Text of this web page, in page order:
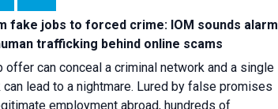
fake jobs to forced crime: IOM sounds alarm
trafficking behind online scams
offer can conceal a criminal network and a single
can lead to a nightmare. Lured by false promises
employment abroad, hundreds of